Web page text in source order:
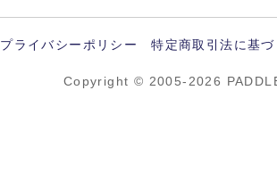
プライバシーポリシー 特定商取引法に基
Copyright © 2005-2026